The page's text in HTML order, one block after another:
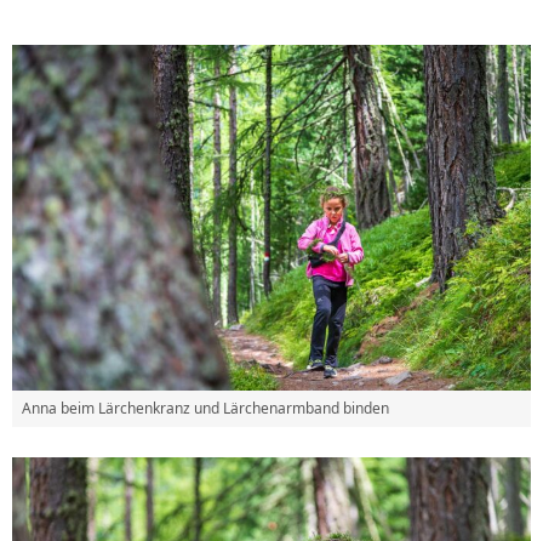
Anna beim Lärchenkranz und Lärchenarmband binden